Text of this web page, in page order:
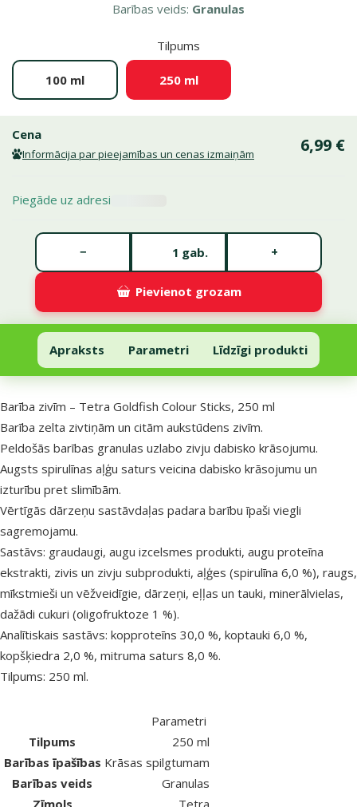
Barības veids: Granulas
Tilpums
100 ml 250 ml
Cena
Informācija par pieejamības un cenas izmaiņām 6,99 €
Piegāde uz adresi
gab.
− +
Pievienot grozam
Barība zivīm – Tetra Goldfish Colour Sticks, 250 ml
Pievienot grozam
Apraksts Parametri Līdzīgi produkti
Uz lapas sākumu
superzoo.product.detail.content
Barība zivīm – Tetra Goldfish Colour Sticks, 250 ml
Barība zelta zivtiņām un citām aukstūdens zivīm.
Peldošās barības granulas uzlabo zivju dabisko krāsojumu.
Augsts spirulīnas aļģu saturs veicina dabisko krāsojumu un
izturību pret slimībām.
Vērtīgās dārzeņu sastāvdaļas padara barību īpaši viegli
sagremojamu.
Sastāvs: graudaugi, augu izcelsmes produkti, augu proteīna
ekstrakti, zivis un zivju subprodukti, aļģes (spirulīna 6,0 %), raugs,
mīkstmieši un vēžveidīgie, dārzeņi, eļļas un tauki, minerālvielas,
dažādi cukuri (oligofruktoze 1 %).
Analītiskais sastāvs: kopproteīns 30,0 %, koptauki 6,0 %,
kopšķiedra 2,0 %, mitruma saturs 8,0 %.
Tilpums: 250 ml.
Parametri
Tilpums
250 ml
Barības īpašības Krāsas spilgtumam
Barības veids
Granulas
Zīmols
Tetra